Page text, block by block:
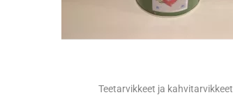
Teetarvikkeet ja kahvitarvikkeet